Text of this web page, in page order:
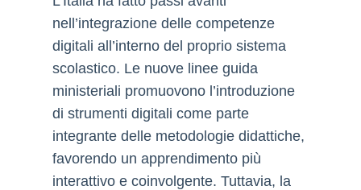
nell’integrazione delle competenze
digitali all’interno del proprio sistema
scolastico. Le nuove linee guida
ministeriali promuovono l’introduzione
di strumenti digitali come parte
integrante delle metodologie didattiche,
favorendo un apprendimento più
interattivo e coinvolgente. Tuttavia, la